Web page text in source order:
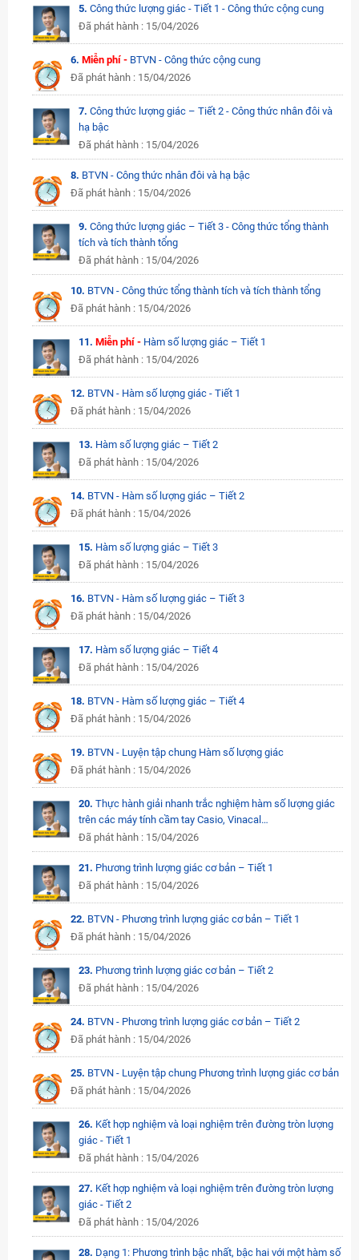
5. Công thức lượng giác - Tiết 1 - Công thức cộng cung
Đã phát hành : 15/04/2026
6.Miễn phí - BTVN - Công thức cộng cung
Đã phát hành : 15/04/2026
7. Công thức lượng giác – Tiết 2 - Công thức nhân đôi và
hạ bậc
Đã phát hành : 15/04/2026
8. BTVN - Công thức nhân đôi và hạ bậc
Đã phát hành : 15/04/2026
9. Công thức lượng giác – Tiết 3 - Công thức tổng thành
tích và tích thành tổng
Đã phát hành : 15/04/2026
10. BTVN - Công thức tổng thành tích và tích thành tổng
Đã phát hành : 15/04/2026
11. Miễn phí - Hàm số lượng giác – Tiết 1
Đã phát hành : 15/04/2026
12. BTVN - Hàm số lượng giác - Tiết 1
Đã phát hành : 15/04/2026
13. Hàm số lượng giác – Tiết 2
Đã phát hành : 15/04/2026
14. BTVN - Hàm số lượng giác – Tiết 2
Đã phát hành : 15/04/2026
15. Hàm số lượng giác – Tiết 3
Đã phát hành : 15/04/2026
16. BTVN - Hàm số lượng giác – Tiết 3
Đã phát hành : 15/04/2026
17. Hàm số lượng giác – Tiết 4
Đã phát hành : 15/04/2026
18. BTVN - Hàm số lượng giác – Tiết 4
Đã phát hành : 15/04/2026
19. BTVN - Luyện tập chung Hàm số lượng giác
Đã phát hành : 15/04/2026
20. Thực hành giải nhanh trắc nghiệm hàm số lượng giác
trên các máy tính cầm tay Casio, Vinacal…
Đã phát hành : 15/04/2026
21. Phương trình lượng giác cơ bản – Tiết 1
Đã phát hành : 15/04/2026
22. BTVN - Phương trình lượng giác cơ bản – Tiết 1
Đã phát hành : 15/04/2026
23. Phương trình lượng giác cơ bản – Tiết 2
Đã phát hành : 15/04/2026
24. BTVN - Phương trình lượng giác cơ bản – Tiết 2
Đã phát hành : 15/04/2026
25. BTVN - Luyện tập chung Phương trình lượng giác cơ bản
Đã phát hành : 15/04/2026
26. Kết hợp nghiệm và loại nghiệm trên đường tròn lượng
giác - Tiết 1
Đã phát hành : 15/04/2026
27. Kết hợp nghiệm và loại nghiệm trên đường tròn lượng
giác - Tiết 2
Đã phát hành : 15/04/2026
28. Dạng 1: Phương trình bậc nhất, bậc hai với một hàm số